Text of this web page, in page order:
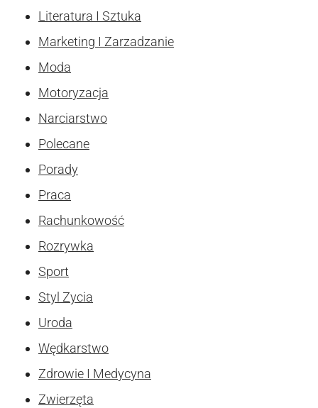
Literatura I Sztuka
Marketing I Zarzadzanie
Moda
Motoryzacja
Narciarstwo
Polecane
Porady
Praca
Rachunkowość
Rozrywka
Sport
Styl Zycia
Uroda
Wędkarstwo
Zdrowie I Medycyna
Zwierzęta